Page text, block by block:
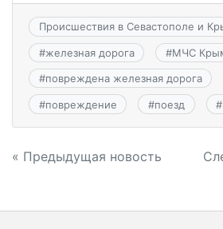
Происшествия в Севастополе и
#железная дорога #МЧС
#повреждена железная дорога
#повреждение #поезд #
Навигация
записям
« Предыдущая новость